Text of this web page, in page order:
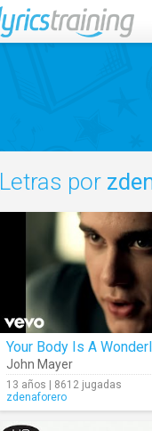
Letras por
Your Body Is A
John Mayer
13 años | 8612 jugadas
zdenaforero